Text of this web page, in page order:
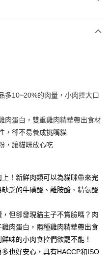
彰化商業銀行
兆豐國際商業銀行
台中商業銀行
華泰商業銀行
遠東國際商業銀行
中國信託商業銀行
成立後會自動跳轉到大哥付的交易
數、繳款截止日，確認付款後即完
依後續交易確認頁面所載為準。
款」的支付方式。 讓您購物簡單
多10~20%的肉量，小肉控大口
肉蛋白，雙重雞肉精華帶出食材
，卻不易養成挑嘴貓
，讓貓咪放心吃
！新鮮肉類可以為貓咪帶來完
乏的牛磺酸、離胺酸、精氨酸
但卻發現貓主子不賞臉嗎？肉
肉蛋白，兩種雞肉精華帶出食
味的小肉食控們欲罷不能！
也好安心，具有HACCP和ISO